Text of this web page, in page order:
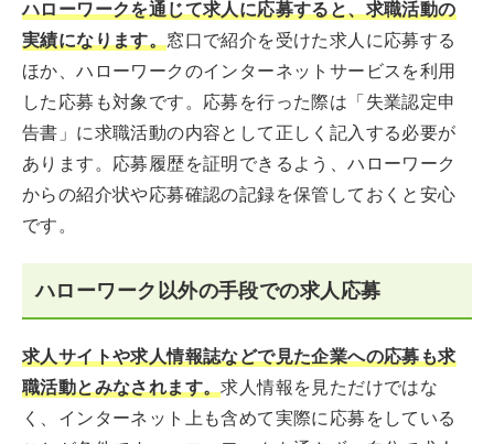
ハローワークを通じて求人に応募すると、求職活動の
実績になります。窓口で紹介を受けた求人に応募する
ほか、ハローワークのインターネットサービスを利用
した応募も対象です。応募を行った際は「失業認定申
告書」に求職活動の内容として正しく記入する必要が
あります。応募履歴を証明できるよう、ハローワーク
からの紹介状や応募確認の記録を保管しておくと安心
です。
ハローワーク以外の手段での求人応募
求人サイトや求人情報誌などで見た企業への応募も求
職活動とみなされます。求人情報を見ただけではな
く、インターネット上も含めて実際に応募をしている